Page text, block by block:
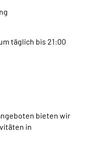
täglich bis 21:00
bieten wir
in